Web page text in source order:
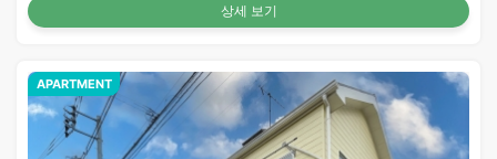
상세 보기
APARTMENT